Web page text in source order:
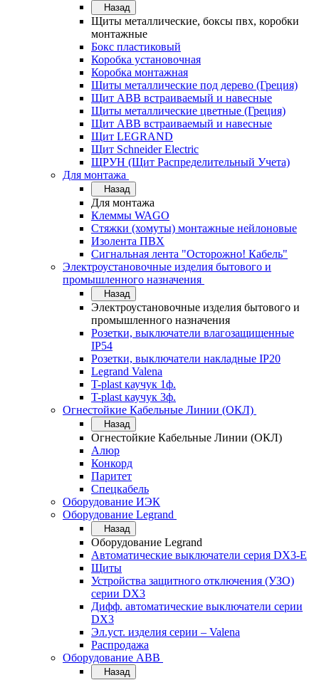
Назад
Щиты металлические, боксы пвх, коробки
монтажные
Бокс пластиковый
Коробка установочная
Коробка монтажная
Щиты металлические под дерево (Греция)
Щит ABB встраиваемый и навесные
Щиты металлические цветные (Греция)
Щит ABB встраиваемый и навесные
Щит LEGRAND
Щит Schneider Electric
ЩРУН (Щит Распределительный Учета)
Для монтажа
Назад
Для монтажа
Клеммы WAGO
Стяжки (хомуты) монтажные нейлоновые
Изолента ПВХ
Сигнальная лента "Осторожно! Кабель"
Электроустановочные изделия бытового и
промышленного назначения
Назад
Электроустановочные изделия бытового и
промышленного назначения
Розетки, выключатели влагозащищенные
IP54
Розетки, выключатели накладные IP20
Legrand Valena
T-plast каучук 1ф.
T-plast каучук 3ф.
Огнестойкие Кабельные Линии (ОКЛ)
Назад
Огнестойкие Кабельные Линии (ОКЛ)
Алюр
Конкорд
Паритет
Спецкабель
Оборудование ИЭК
Оборудование Legrand
Назад
Оборудование Legrand
Автоматические выключатели серия DX3-E
Щиты
Устройства защитного отключения (УЗО)
серии DX3
Дифф. автоматические выключатели серии
DX3
Эл.уст. изделия серии – Valena
Распродажа
Оборудование АВВ
Назад